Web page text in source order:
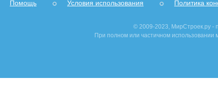
Помощь Условия использования Политика
© 2009-2023, МирСтроек.ру -
При полном или частичном использовании